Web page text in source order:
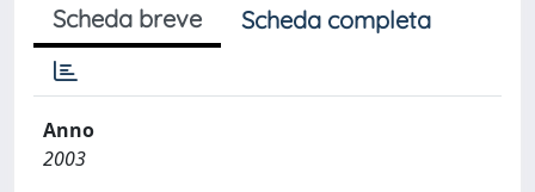
Scheda breve Scheda completa
Anno
2003